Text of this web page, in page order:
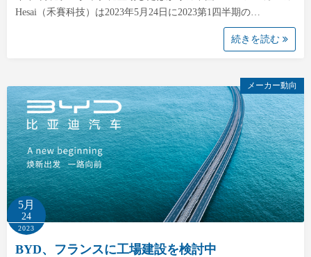
Hesai（禾賽科技）は2023年5月24日に2023第1四半期の…
続きを読む
メーカー動向
5月
24
2023
BYD、フランスに工場建設を検討中